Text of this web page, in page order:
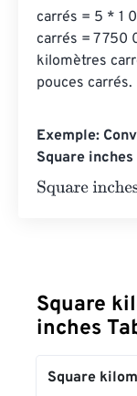
carrés = 5 * 1
carrés = 7 750
kilomètres
pouces carrés.
Exemple:
Square inches
Square inches
Square
inches
Square